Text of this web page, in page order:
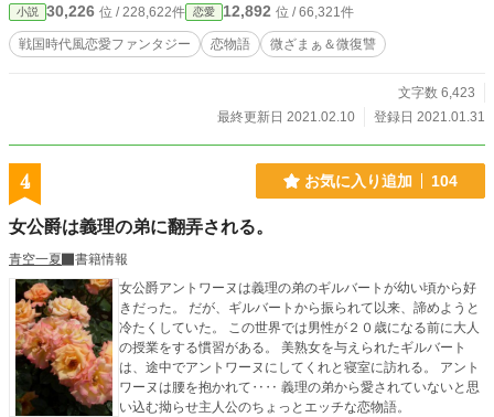
小説 30,226 位 / 228,622件 恋愛 12,892 位 / 66,321件
戦国時代風恋愛ファンタジー 恋物語 微ざまぁ＆微復讐
文字数 6,423
最終更新日 2021.02.10
登録日 2021.01.31
4 お気に入り追加 104
女公爵は義理の弟に翻弄される。
青空一夏
書籍情報
女公爵アントワーヌは義理の弟のギルバートが幼い頃から好
きだった。 だが、ギルバートから振られて以来、諦めようと
冷たくしていた。 この世界では男性が２０歳になる前に大人
の授業をする慣習がある。 美熟女を与えられたギルバート
は、途中でアントワーヌにしてくれと寝室に訪れる。 アント
ワーヌは腰を抱かれて‥‥ 義理の弟から愛されていないと思
い込む拗らせ主人公のちょっとエッチな恋物語。